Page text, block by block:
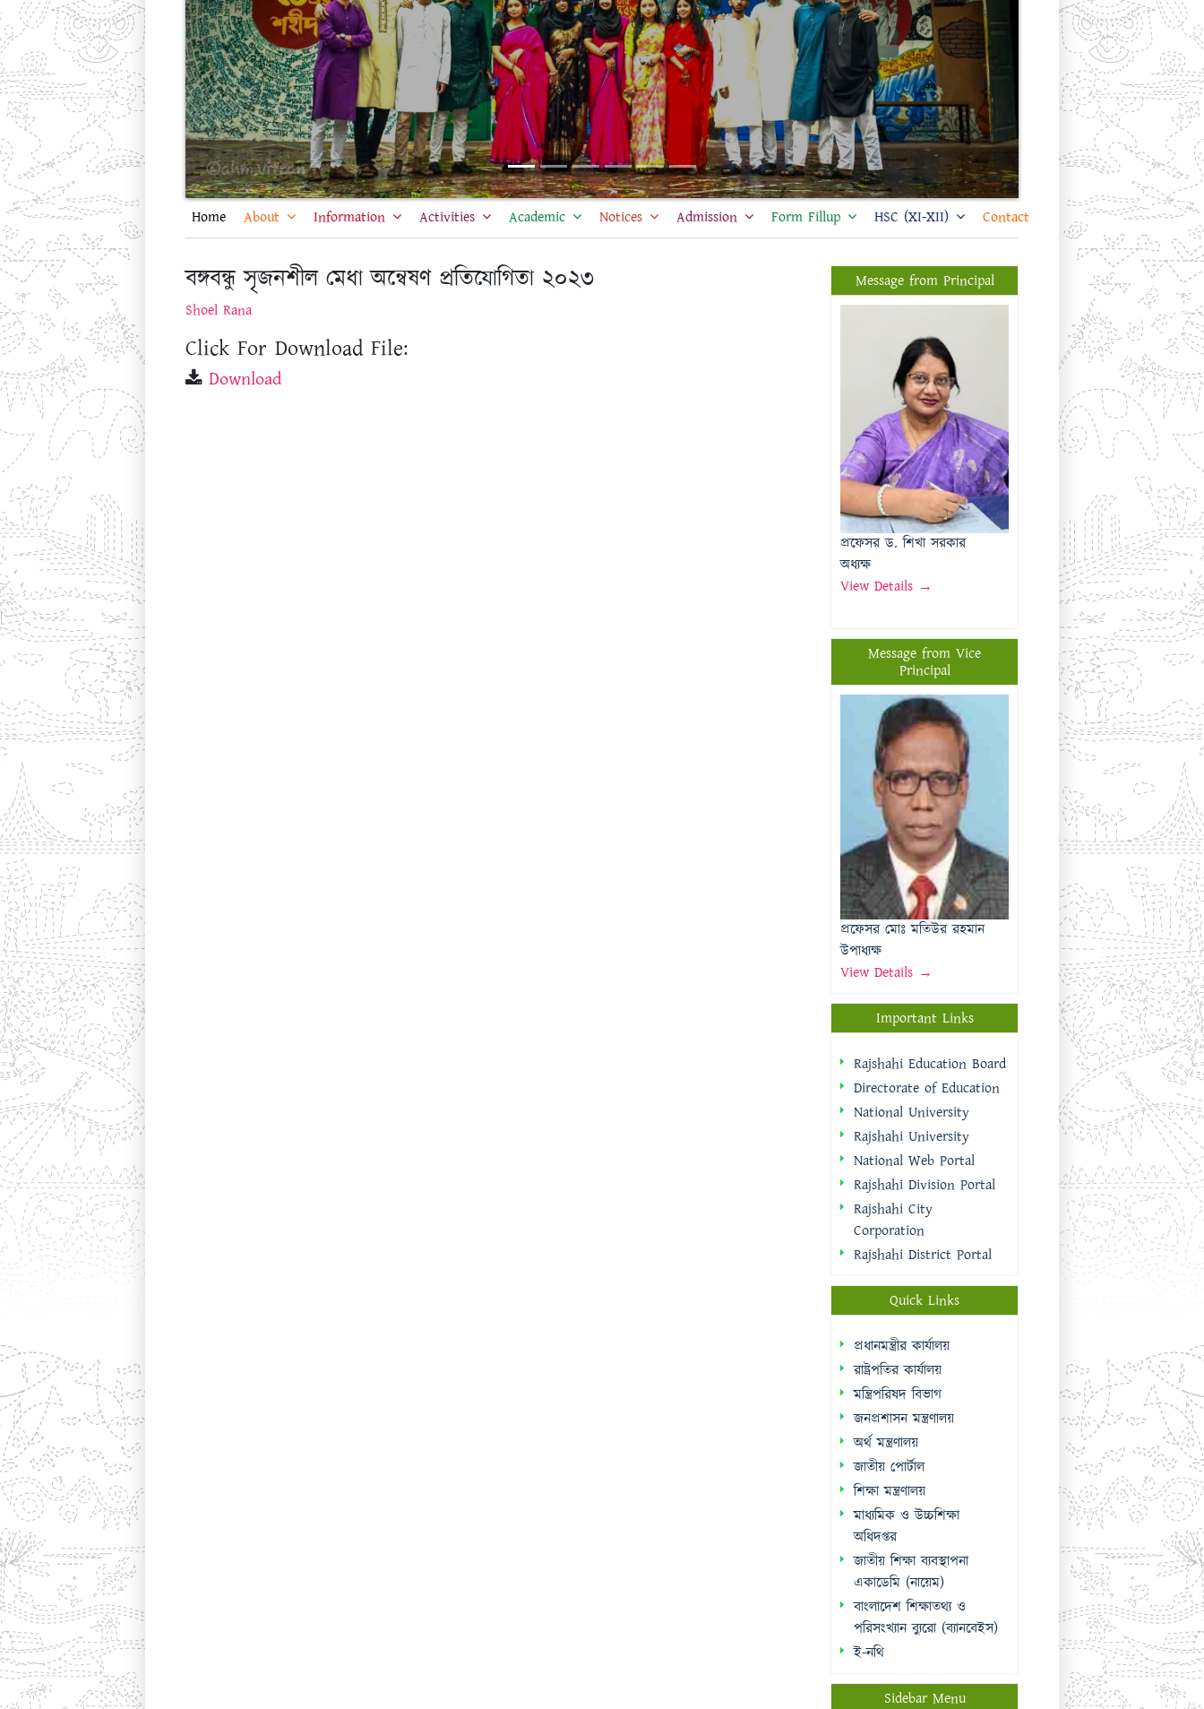
Home About Information Activities Academic Notices Admission Form Fillup HSC (XI-XII) Contact
বঙ্গবন্ধু সৃজনশীল মেধা অন্বেষণ প্রতিযোগিতা ২০২৩
Shoel Rana
Click For Download File:
Download
Message from Principal
প্রফেসর ড. শিখা সরকার
অধ্যক্ষ
View Details →
Message from Vice
Principal
প্রফেসর মোঃ মতিউর রহমান
উপাধ্যক্ষ
View Details →
Important Links
Rajshahi Education Board
Directorate of Education
National University
National Web Portal
Rajshahi City
Corporation
Rajshahi District Portal
Quick Links
প্রধানমন্ত্রীর কার্যালয়
রাষ্ট্রপতির কার্যালয়
মন্ত্রিপরিষদ বিভাগ
অর্থ মন্ত্রণালয়
শিক্ষা মন্ত্রণালয়
মাধ্যমিক ও উচ্চশিক্ষা
অধিদপ্তর
জাতীয় শিক্ষা ব্যবস্থাপনা
একাডেমি (নায়েম)
বাংলাদেশ শিক্ষাতথ্য ও
পরিসংখ্যান ব্যুরো (ব্যানবেইস)
ই-নথি
Sidebar Menu
Student Log in
Teacher Log in
e-Payment
College Mates